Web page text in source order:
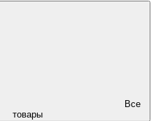
Все
товары